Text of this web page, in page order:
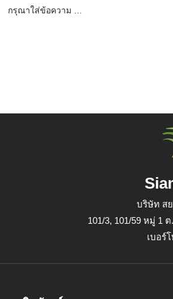
กรุณาใส่ข้อความ …
บริษัท ส
101/3, 101/59 หมู่ 1
เบอร์